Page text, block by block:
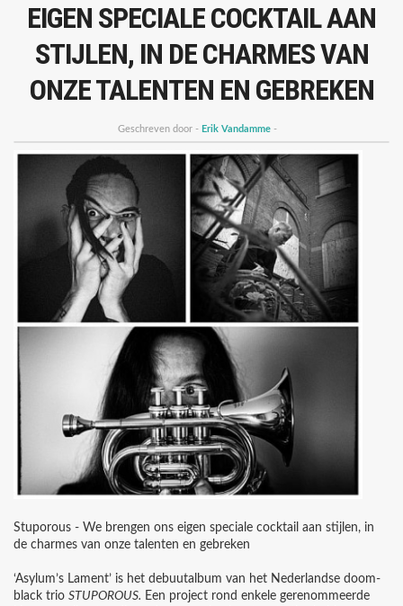
EIGEN SPECIALE COCKTAIL AAN
STIJLEN, IN DE CHARMES VAN
ONZE TALENTEN EN GEBREKEN
Geschreven door - Erik Vandamme-
Stuporous - We brengen ons eigen speciale cocktail aan stijlen, in
de charmes van onze talenten en gebreken
‘Asylum’s Lament’ is het debuutalbum van het Nederlandse doom-
black trio STUPOROUS. Een project rond enkele gerenommeerde